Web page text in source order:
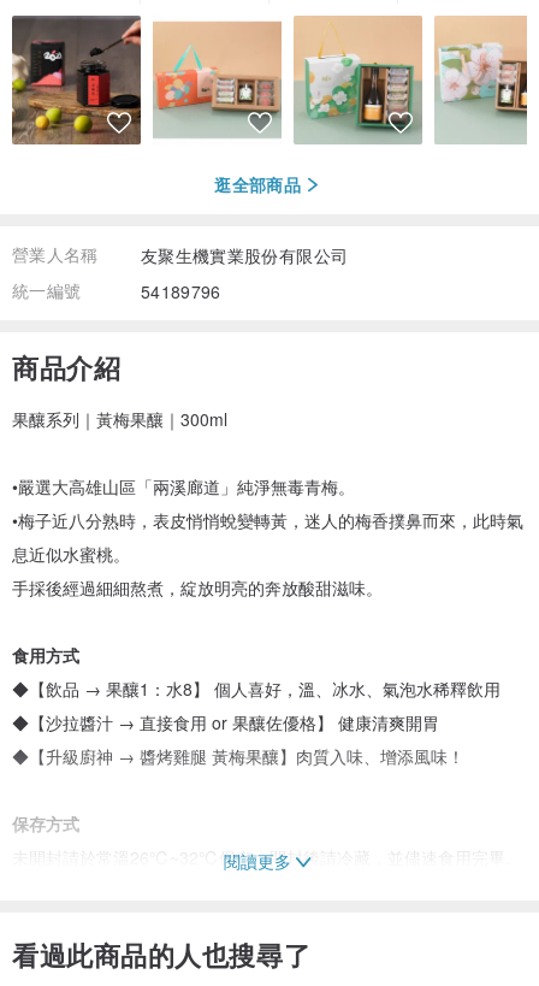
逛全部商品
營業人名稱
友聚生機實業股份有限公司
統一編號
54189796
商品介紹
果釀系列｜黃梅果釀｜300ml
•嚴選大高雄山區「兩溪廊道」純淨無毒青梅。
•梅子近八分熟時，表皮悄悄蛻變轉黃，迷人的梅香撲鼻而來，此時氣
息近似水蜜桃。
手採後經過細細熬煮，綻放明亮的奔放酸甜滋味。
食用方式
◆【飲品 → 果釀1：水8】 個人喜好，溫、冰水、氣泡水稀釋飲用
◆【沙拉醬汁 → 直接食用 or 果釀佐優格】 健康清爽開胃
◆【升級廚神 → 醬烤雞腿 黃梅果釀】肉質入味、增添風味！
保存方式
未開封請於常溫26℃~32℃保存，開封後請冷藏，並儘速食用完畢。
閱讀更多
看過此商品的人也搜尋了